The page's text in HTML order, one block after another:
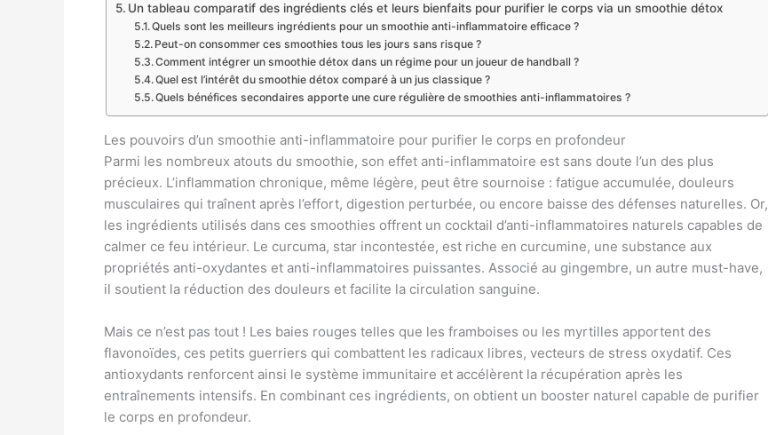
Un tableau comparatif des ingrédients clés et leurs bienfaits pour purifier le corps via un smoothie détox
Quels sont les meilleurs ingrédients pour un smoothie anti-inflammatoire efficace ?
Peut-on consommer ces smoothies tous les jours sans risque ?
Comment intégrer un smoothie détox dans un régime pour un joueur de handball ?
Quel est l’intérêt du smoothie détox comparé à un jus classique ?
Quels bénéfices secondaires apporte une cure régulière de smoothies anti-inflammatoires ?
Les pouvoirs d’un smoothie anti-inflammatoire pour purifier le corps en profondeur
Parmi les nombreux atouts du smoothie, son effet anti-inflammatoire est sans doute l’un des plus
précieux. L’inflammation chronique, même légère, peut être sournoise : fatigue accumulée, douleurs
musculaires qui traînent après l’effort, digestion perturbée, ou encore baisse des défenses naturelles. Or,
les ingrédients utilisés dans ces smoothies offrent un cocktail d’anti-inflammatoires naturels capables de
calmer ce feu intérieur. Le curcuma, star incontestée, est riche en curcumine, une substance aux
propriétés anti-oxydantes et anti-inflammatoires puissantes. Associé au gingembre, un autre must-have,
il soutient la réduction des douleurs et facilite la circulation sanguine.
Mais ce n’est pas tout ! Les baies rouges telles que les framboises ou les myrtilles apportent des
flavonoïdes, ces petits guerriers qui combattent les radicaux libres, vecteurs de stress oxydatif. Ces
antioxydants renforcent ainsi le système immunitaire et accélèrent la récupération après les
entraînements intensifs. En combinant ces ingrédients, on obtient un booster naturel capable de purifier
le corps en profondeur.